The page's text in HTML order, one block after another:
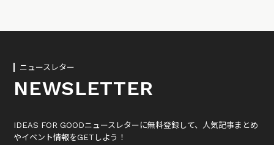
ニュースレター
NEWSLETTER
IDEAS FOR GOODニュースレターに無料登録して、人気記事まとめ
やイベント情報をGETしよう！